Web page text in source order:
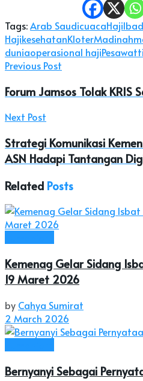
Tags:Arab SaudicuacaHaji
HajikesehatanKloterMadinah
duniaoperasional hajiPesawat
Previous Post
Forum Jamsos Tolak KRIS
Next Post
Strategi Komunikasi
ASN Hadapi Tantangan
Related Posts
Kemenag Gelar Sidang
19 Maret 2026
by Cahya Sumirat
2 March 2026
Bernyanyi Sebagai